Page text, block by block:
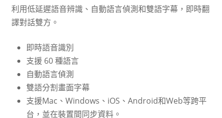
利用低延遲語音辨識、自動語言偵測和雙語字幕，即時翻
譯對話雙方。
即時語音識別
支援 60 種語言
自動語言偵測
雙語分割畫面字幕
支援Mac、Windows、iOS、Android和Web等跨平
台，並在裝置間同步資料。